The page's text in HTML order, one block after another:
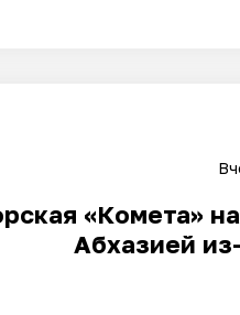
«Комета»
Абхазией